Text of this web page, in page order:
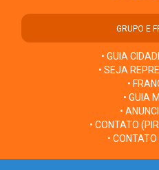
GRUPO E
• GUIA
• SEJA
•
• GUIA
•
• CONTATO
•